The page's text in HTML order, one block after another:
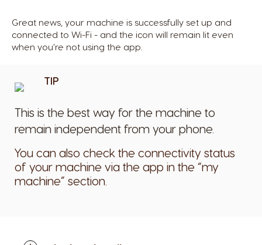
Great news, your machine is successfully set up and
connected to Wi-Fi - and the icon will remain lit even
when you’re not using the app.
TIP
This is the best way for the machine to
remain independent from your phone.
You can also check the connectivity status
of your machine via the app in the “my
machine” section.